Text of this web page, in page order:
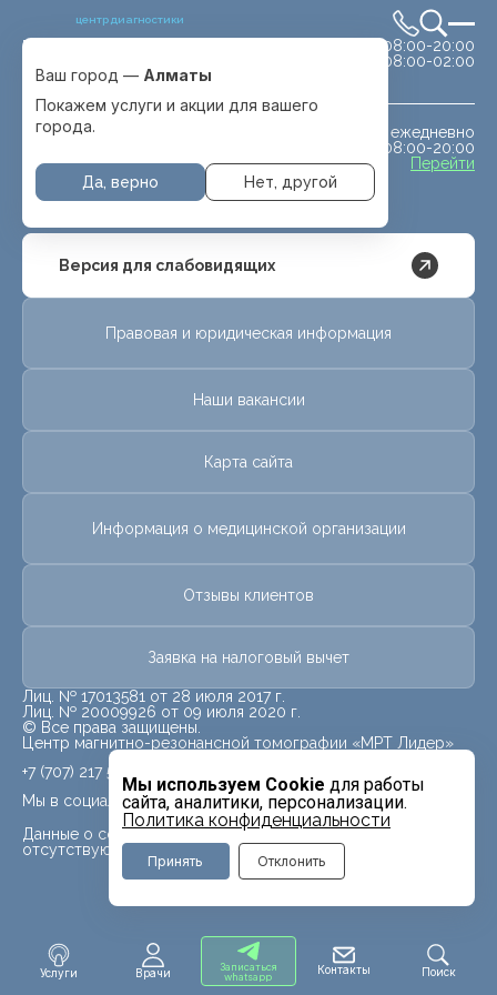
центр диагностики
Выбрать город
с. Отеген батыра
сб-вс 08:00-20:00
08:00-02:00
ежедневно
08:00-20:00
Перейти
Ваш город — Алматы
Покажем услуги и акции для вашего
города.
Да, верно Нет, другой
Услуги Врачи
Записаться
whatsapp
Контакты Поиск
Мы используем Cookie для работы
сайта, аналитики, персонализации.
Политика конфиденциальности
Принять Отклонить
Версия для слабовидящих
Правовая и юридическая информация
Наши вакансии
Карта сайта
Информация о медицинской организации
Отзывы клиентов
Заявка на налоговый вычет
Лиц. № 17013581 от 28 июля 2017 г.
Лиц. № 20009926 от 09 июля 2020 г.
© Все права защищены.
Центр магнитно-резонансной томографии «МРТ Лидер»
Мы в социальных сетях
Данные о социальных сетях для данного филиала
отсутствуют
+7 (707) 217 5840